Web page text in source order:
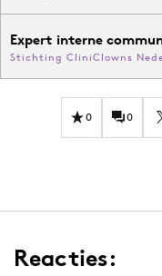
Expert interne
Stichting CliniClowns
0 0
Reacties: